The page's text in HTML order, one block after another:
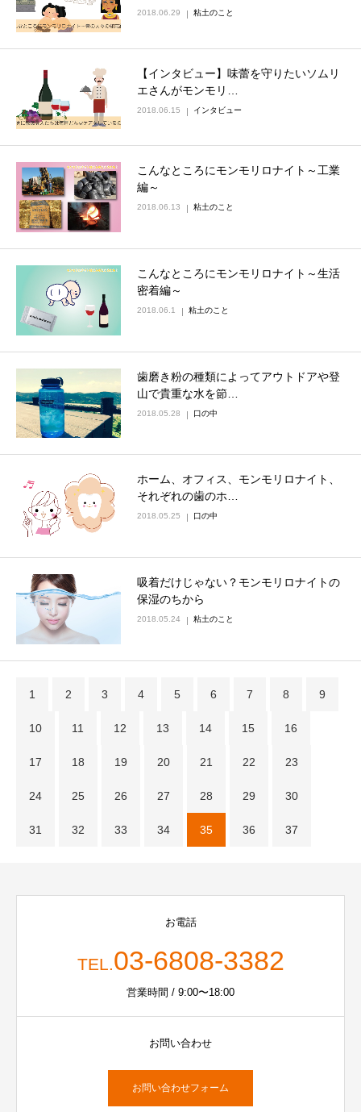
2018.06.29 粘土のこと
【インタビュー】味蕾を守りたいソムリ
エさんがモンモリ…
2018.06.15 インタビュー
こんなところにモンモリロナイト～工業
編～
2018.06.13 粘土のこと
こんなところにモンモリロナイト～生活
密着編～
2018.06.1 粘土のこと
歯磨き粉の種類によってアウトドアや登
山で貴重な水を節…
2018.05.28 口の中
ホーム、オフィス、モンモリロナイト、
それぞれの歯のホ…
2018.05.25 口の中
吸着だけじゃない？モンモリロナイトの
保湿のちから
2018.05.24 粘土のこと
1 2 3 4 5 6 7 8 9
10 11 12 13 14 15 16
17 18 19 20 21 22 23
24 25 26 27 28 29 30
31 32 33 34 35 36 37
お電話
TEL.03-6808-3382
営業時間 / 9:00〜18:00
お問い合わせ
お問い合わせフォーム